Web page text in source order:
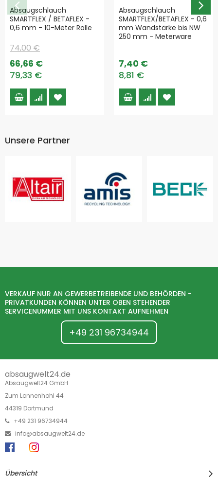
Absaugschlauch
SMARTFLEX / BETAFLEX -
0,6 mm - 10-Meter Rolle
Special
Price
79,33 €
66,66 €
74,00 €
Absaugschlauch
SMARTFLEX/BETAFLEX - 0,6
mm Wandstärke bis NW
250 mm - Meterware
8,81 €
7,40 €
Unsere Partner
VERKAUF NUR AN GEWERBETREIBENDE UND BEHÖRDEN -
PRIVATKUNDEN KÖNNEN UNTER OBEN STEHENDER
SERVICENUMMER MIT UNS KONTAKT AUFNEHMEN
+49 231 96734944
absaugwelt24.de
Absaugwelt24 GmbH
Zum Lonnenhohl 44
44319 Dortmund
+49 231 96734944
info@absaugwelt24.de
Übersicht